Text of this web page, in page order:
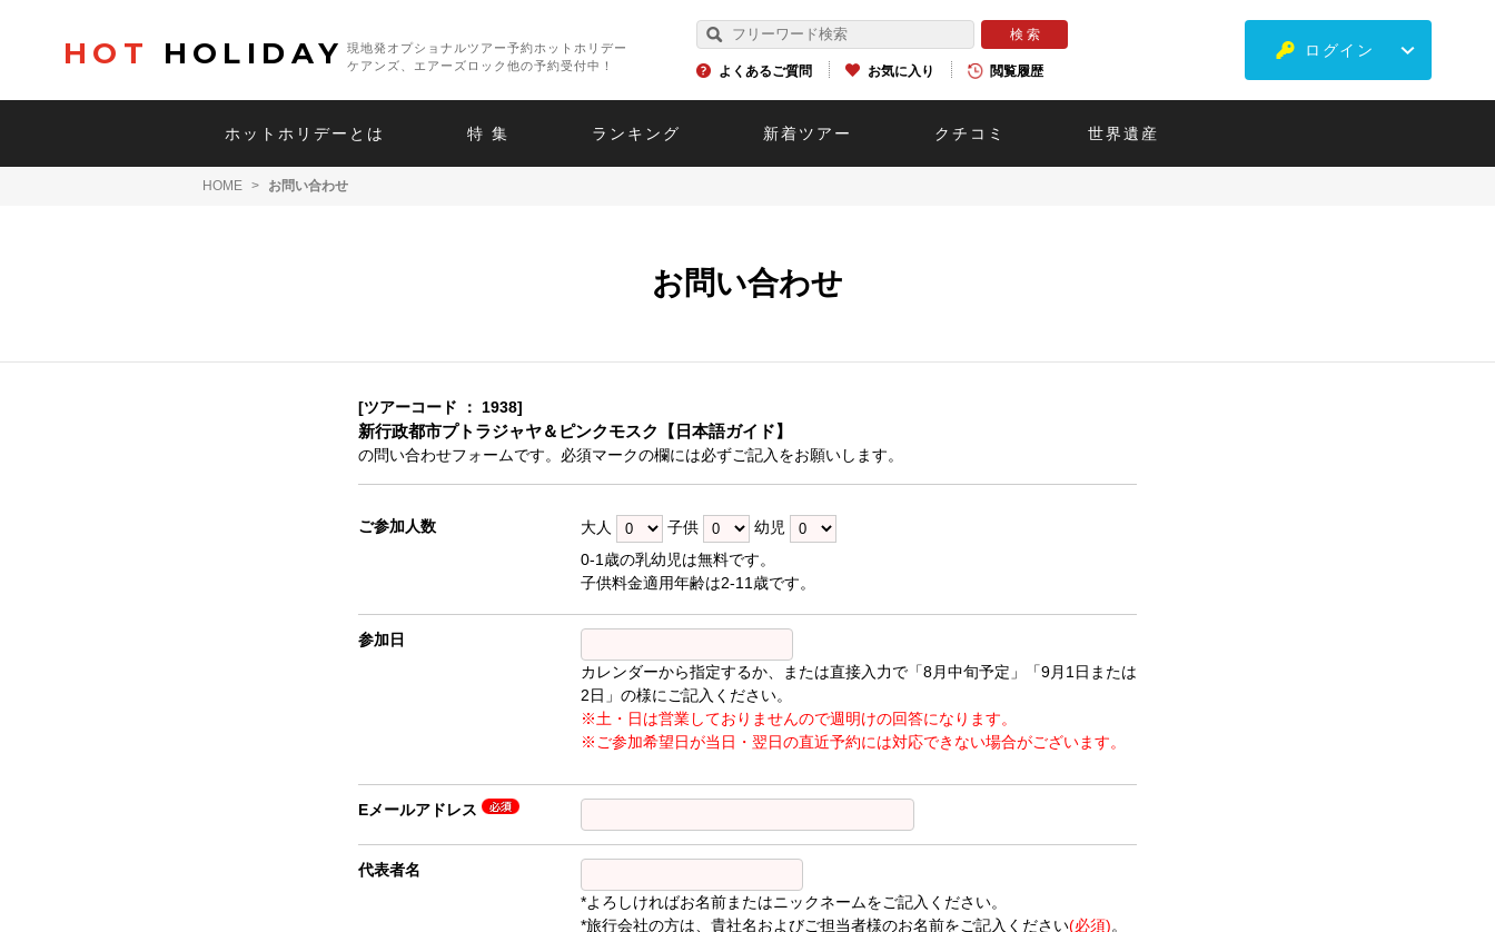
HOT HOLIDAY
現地発オプショナルツアー予約ホットホリデー
ケアンズ、エアーズロック他の予約受付中！
よくあるご質問 お気に入り 閲覧履歴
ログイン
ホットホリデーとは 特 集 ランキング 新着ツアー クチコミ 世界遺産
HOME > お問い合わせ
お問い合わせ
[ツアーコード ： 1938]
新行政都市プトラジャヤ＆ピンクモスク【日本語ガイド】
の問い合わせフォームです。必須マークの欄には必ずご記入をお願いします。
ご参加人数 大人 子供
幼児
0-1歳の乳幼児は無料です。
子供料金適用年齢は2-11歳です。
参加日
カレンダーから指定するか、または直接入力で「8月中旬予定」「9月1日または
2日」の様にご記入ください。
※土・日は営業しておりませんので週明けの回答になります。
※ご参加希望日が当日・翌日の直近予約には対応できない場合がございます。
Eメールアドレス
代表者名
*よろしければお名前またはニックネームをご記入ください。
*旅行会社の方は、貴社名およびご担当者様のお名前をご記入ください(必須)。